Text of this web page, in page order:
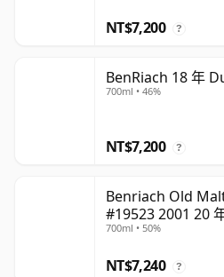
NT$7,200 ?
BenRiach 18 年
700ml • 46%
NT$7,200 ?
Benriach Old
#19523 2001 20
700ml • 50%
NT$7,240 ?